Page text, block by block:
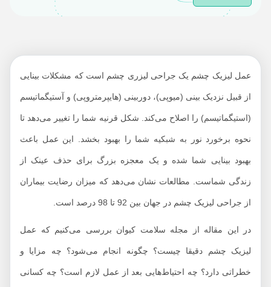
عمل لیزیک چشم چگونه
چشم چیست؟
عوارض عمل لیزیک
چشم چیست؟
آیا عمل لیزیک چشم بی
لیزیک چشم چقدر طول
می‌کشد؟
احتیاط‌های لازم بعد از
مراجعه کنیم؟
چه کسانی کاندید
عمل لیزیک چشم یک جراحی لیزری چشم است که مشکلات بینایی
از قبیل نزدیک بینی (میوپی)، دوربینی (هایپرمتروپی) و آستیگماتیسم
(استیگماتیسم) را اصلاح می‌کند. شکل قرنیه شما را تغییر می‌دهد تا
نحوه برخورد نور به شبکیه شما را بهبود بخشد. این عمل باعث
بهبود بینایی شما شده و یک معجزه بزرگ برای حذف عینک از
زندگی شماست. مطالعات نشان می‌دهد که میزان رضایت بیماران
از جراحی لیزیک چشم در جهان بین 92 تا 98 درصد است.
در این مقاله از مجله سلامت کیوان بررسی می‌کنیم که عمل
لیزیک چشم دقیقا چیست؟ چگونه انجام می‌شود؟ چه مزایا و
خطراتی دارد؟ چه احتیاط‌هایی بعد از عمل لازم است؟ چه کسانی